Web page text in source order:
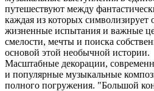
путешествуют между
каждая из которых
жизненные испытания и важные
смелости, мечты и поиска
основой этой необычной истории.
Масштабные декорации,
и популярные музыкальные
полного погружения. "Большой